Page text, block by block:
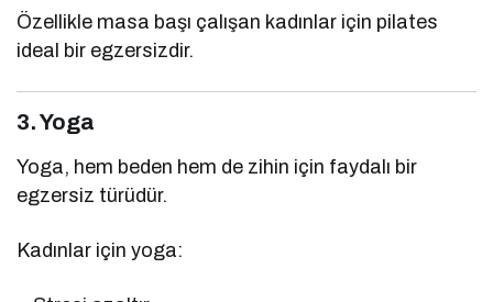
Özellikle masa başı çalışan kadınlar için pilates
ideal bir egzersizdir.
3. Yoga
Yoga, hem beden hem de zihin için faydalı bir
egzersiz türüdür.
Kadınlar için yoga: